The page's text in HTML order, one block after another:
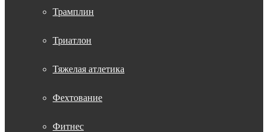
Трамплин
Триатлон
Тяжелая атлетика
Фехтование
Фитнес